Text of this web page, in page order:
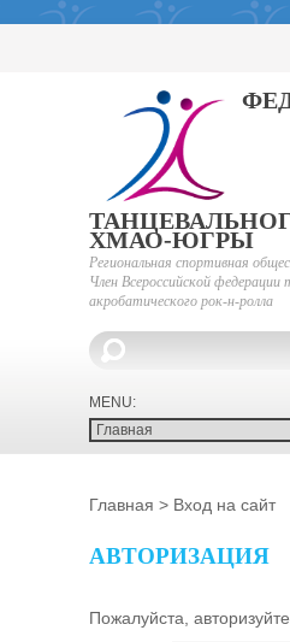
ХМАО-ЮГРЫ
Региональная спортивная
Член Всероссийской федерации
акробатического рок-н-ролла
Главная > Вход на сайт
АВТОРИЗАЦИЯ
Пожалуйста,